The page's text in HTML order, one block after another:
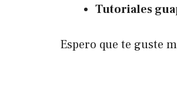
Tutoriales
Espero que te guste